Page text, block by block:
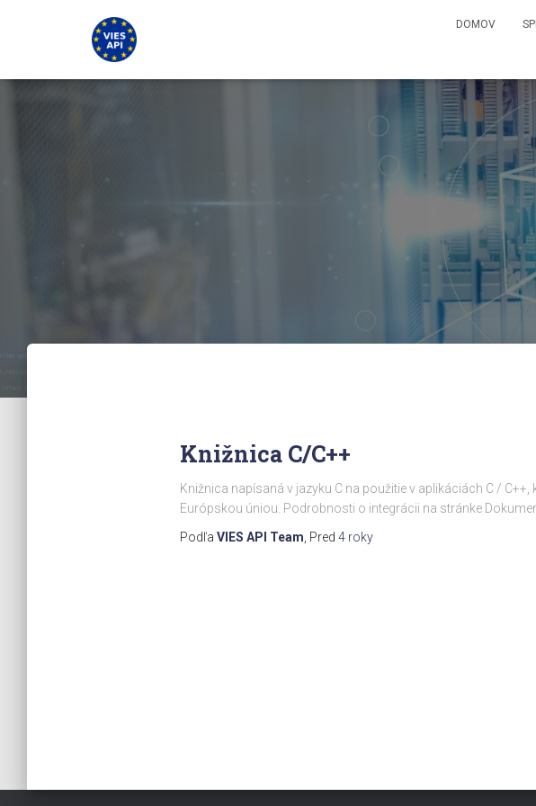
DOMOV
Knižnica C/C++
Knižnica napísaná v jazyku C na použitie v aplikáciách C /
Európskou úniou. Podrobnosti o integrácii na stránke
Podľa VIES API Team , Pred 4 roky